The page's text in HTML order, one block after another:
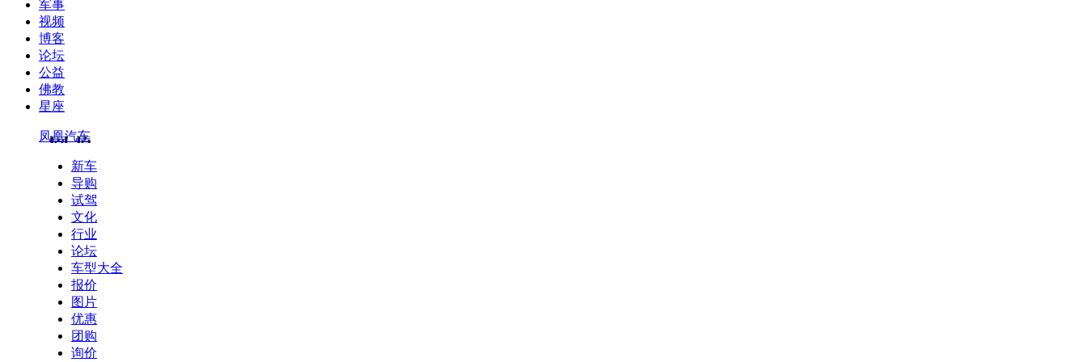
军事
视频
博客
论坛
公益
佛教
星座
凤凰汽车
新车
导购
试驾
文化
行业
论坛
车型大全
报价
图片
优惠
团购
询价